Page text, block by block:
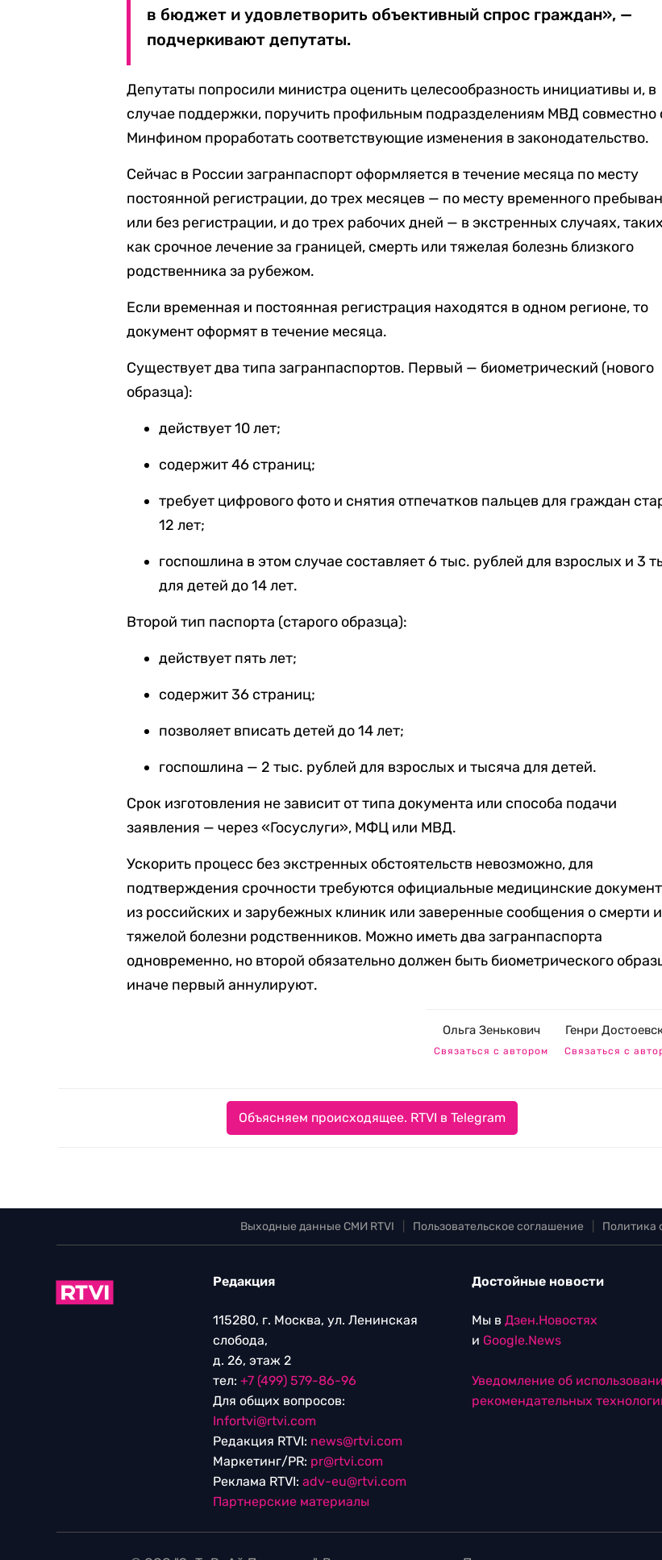
в бюджет и удовлетворить объективный спрос граждан», —
подчеркивают депутаты.
Депутаты попросили министра оценить целесообразность инициативы и, в
случае поддержки, поручить профильным подразделениям МВД совместно
Минфином проработать соответствующие изменения в законодательство.
Сейчас в России загранпаспорт оформляется в течение месяца по месту
постоянной регистрации, до трех месяцев — по месту временного
или без регистрации, и до трех рабочих дней — в экстренных случаях, таких
как срочное лечение за границей, смерть или тяжелая болезнь близкого
родственника за рубежом.
Если временная и постоянная регистрация находятся в одном регионе, то
документ оформят в течение месяца.
Существует два типа загранпаспортов. Первый — биометрический (нового
образца):
действует 10 лет;
содержит 46 страниц;
требует цифрового фото и снятия отпечатков пальцев для граждан
12 лет;
госпошлина в этом случае составляет 6 тыс. рублей для взрослых и 3
для детей до 14 лет.
Второй тип паспорта (старого образца):
действует пять лет;
содержит 36 страниц;
позволяет вписать детей до 14 лет;
госпошлина — 2 тыс. рублей для взрослых и тысяча для детей.
Срок изготовления не зависит от типа документа или способа подачи
заявления — через «Госуслуги», МФЦ или МВД.
Ускорить процесс без экстренных обстоятельств невозможно, для
подтверждения срочности требуются официальные медицинские
из российских и зарубежных клиник или заверенные сообщения о смерти
тяжелой болезни родственников. Можно иметь два загранпаспорта
одновременно, но второй обязательно должен быть биометрического
иначе первый аннулируют.
Ольга Зенькович
Связаться с автором
Генри
Связаться с
Объясняем происходящее. RTVI в Telegram
Выходные данные СМИ RTVI Пользовательское соглашение Политика
Редакция
115280, г. Москва, ул. Ленинская
слобода,
д. 26, этаж 2
тел: +7 (499) 579-86-96
Для общих вопросов:
Infortvi@rtvi.com
Редакция RTVI: news@rtvi.com
Маркетинг/PR: pr@rtvi.com
Реклама RTVI: adv-eu@rtvi.com
Партнерские материалы
Достойные новости
Мы в Дзен.Новостях
и Google.News
Уведомление об
рекомендательных